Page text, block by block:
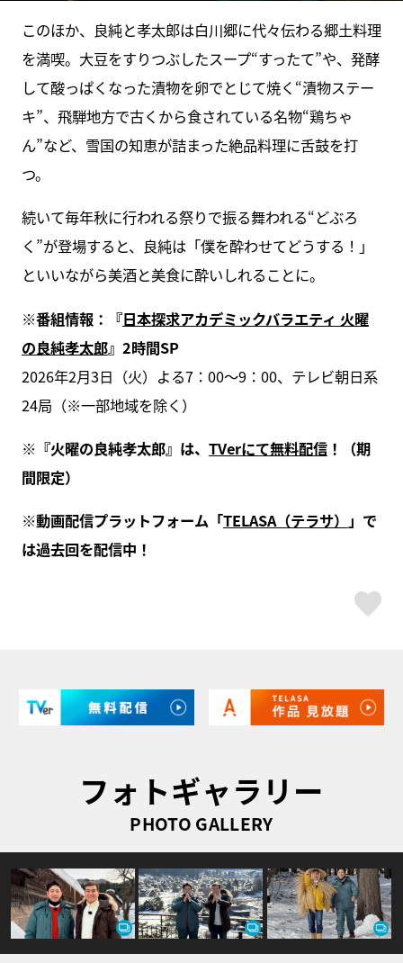
このほか、良純と孝太郎は白川郷に代々伝わる郷土料理
を満喫。大豆をすりつぶしたスープ“すったて”や、発酵
して酸っぱくなった漬物を卵でとじて焼く“漬物ステー
キ”、飛騨地方で古くから食されている名物“鶏ちゃ
ん”など、雪国の知恵が詰まった絶品料理に舌鼓を打
つ。
続いて毎年秋に行われる祭りで振る舞われる“どぶろ
く”が登場すると、良純は「僕を酔わせてどうする！」
といいながら美酒と美食に酔いしれることに。
※番組情報：『日本探求アカデミックバラエティ 火曜
の良純孝太郎』2時間SP
2026年2月3日（火）よる7：00～9：00、テレビ朝日系
24局（※一部地域を除く）
※『火曜の良純孝太郎』は、 TVerにて無料配信！（期
間限定）
※動画配信プラットフォーム「TELASA（テラサ） 」で
は過去回を配信中！
フォトギャラリー
PHOTO GALLERY